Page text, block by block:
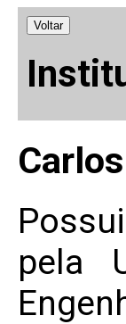
Voltar
pela